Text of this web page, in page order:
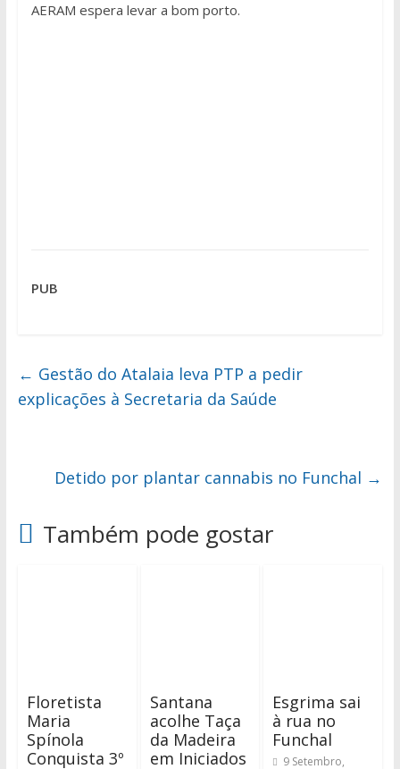
AERAM espera levar a bom porto.
PUB
← Gestão do Atalaia leva PTP a pedir
explicações à Secretaria da Saúde
Detido por plantar cannabis no Funchal →
Também pode gostar
Floretista
Maria
Spínola
Conquista 3º
Santana
acolhe Taça
da Madeira
em Iniciados
Esgrima sai
à rua no
Funchal
9 Setembro,